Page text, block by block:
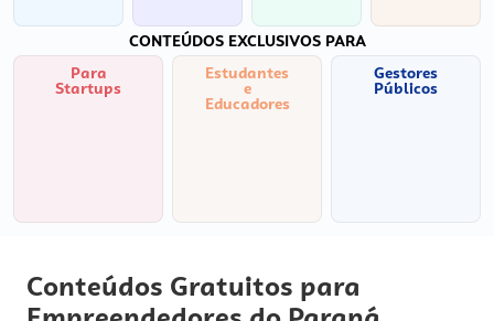
CONTEÚDOS EXCLUSIVOS PARA
Para
Startups
Estudantes
e
Educadores
Gestores
Públicos
Conteúdos Gratuitos para